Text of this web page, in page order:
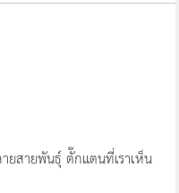
ยสายพันธุ์ ตั๊กแตนที่เราเห็น